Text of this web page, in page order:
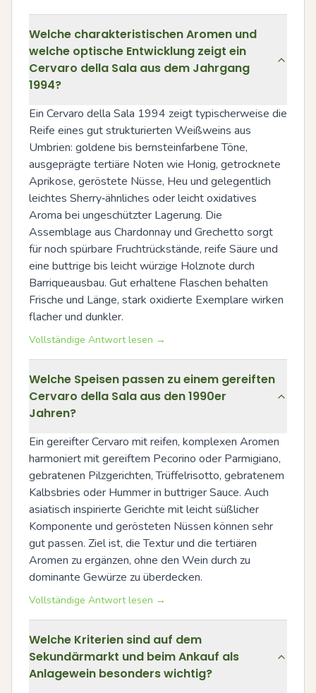
Welche charakteristischen Aromen und
welche optische Entwicklung zeigt ein
Cervaro della Sala aus dem Jahrgang
1994?
Ein Cervaro della Sala 1994 zeigt typischerweise die
Reife eines gut strukturierten Weißweins aus
Umbrien: goldene bis bernsteinfarbene Töne,
ausgeprägte tertiäre Noten wie Honig, getrocknete
Aprikose, geröstete Nüsse, Heu und gelegentlich
leichtes Sherry‑ähnliches oder leicht oxidatives
Aroma bei ungeschützter Lagerung. Die
Assemblage aus Chardonnay und Grechetto sorgt
für noch spürbare Fruchtrückstände, reife Säure und
eine buttrige bis leicht würzige Holznote durch
Barriqueausbau. Gut erhaltene Flaschen behalten
Frische und Länge, stark oxidierte Exemplare wirken
flacher und dunkler.
Vollständige Antwort lesen →
Welche Speisen passen zu einem gereiften
Cervaro della Sala aus den 1990er
Jahren?
Ein gereifter Cervaro mit reifen, komplexen Aromen
harmoniert mit gereiftem Pecorino oder Parmigiano,
gebratenen Pilzgerichten, Trüffelrisotto, gebratenem
Kalbsbries oder Hummer in buttriger Sauce. Auch
asiatisch inspirierte Gerichte mit leicht süßlicher
Komponente und gerösteten Nüssen können sehr
gut passen. Ziel ist, die Textur und die tertiären
Aromen zu ergänzen, ohne den Wein durch zu
dominante Gewürze zu überdecken.
Vollständige Antwort lesen →
Welche Kriterien sind auf dem
Sekundärmarkt und beim Ankauf als
Anlagewein besonders wichtig?